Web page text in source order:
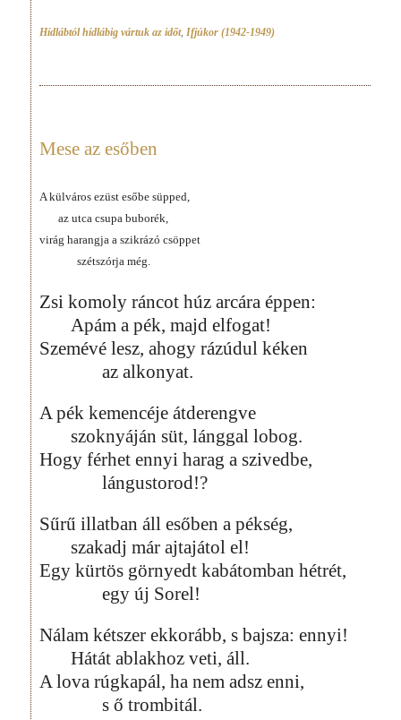
Hídlábtól hídlábig vártuk az időt, Ifjúkor (1942-1949)
Mese az esőben
A külváros ezüst esőbe süpped,
az utca csupa buborék,
virág harangja a szikrázó csöppet
szétszórja még.
Zsi komoly ráncot húz arcára éppen:
Apám a pék, majd elfogat!
Szemévé lesz, ahogy rázúdul kéken
az alkonyat.
A pék kemencéje átderengve
szoknyáján süt, lánggal lobog.
Hogy férhet ennyi harag a szivedbe,
lángustorod!?
Sűrű illatban áll esőben a pékség,
szakadj már ajtajátol el!
Egy kürtös görnyedt kabátomban hétrét,
egy új Sorel!
Nálam kétszer ekkorább, s bajsza: ennyi!
Hátát ablakhoz veti, áll.
A lova rúgkapál, ha nem adsz enni,
s ő trombitál.